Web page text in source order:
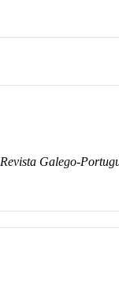
Revista Galego-